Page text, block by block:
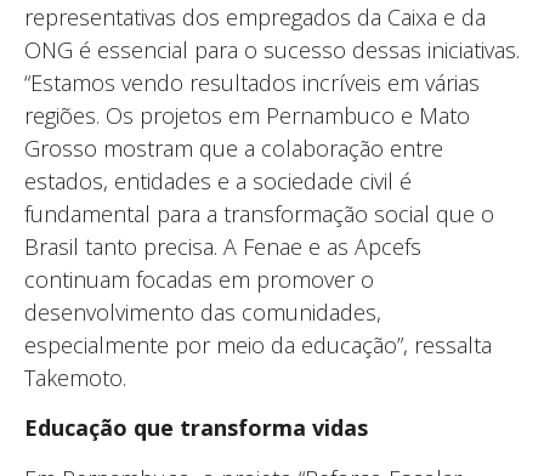
representativas dos empregados da Caixa e da
ONG é essencial para o sucesso dessas iniciativas.
“Estamos vendo resultados incríveis em várias
regiões. Os projetos em Pernambuco e Mato
Grosso mostram que a colaboração entre
estados, entidades e a sociedade civil é
fundamental para a transformação social que o
Brasil tanto precisa. A Fenae e as Apcefs
continuam focadas em promover o
desenvolvimento das comunidades,
especialmente por meio da educação”, ressalta
Takemoto.
Educação que transforma vidas